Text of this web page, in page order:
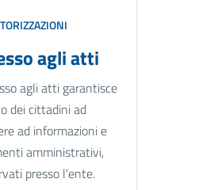
agli atti
agli atti garantisce
dei cittadini ad
ad informazioni e
amministrativi,
presso l'ente.